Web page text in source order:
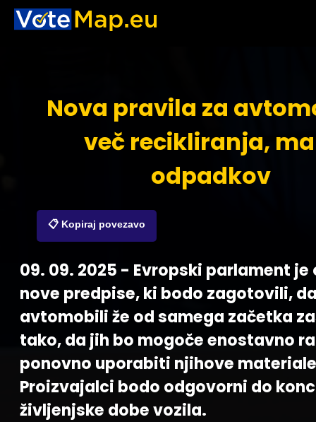
Nova pravila za
več recikliranja,
odpadkov
📋 Kopiraj povezavo
09. 09. 2025 - Evropski parlament
nove predpise, ki bodo zagotovili,
avtomobili že od samega začetka
tako, da jih bo mogoče enostavno
ponovno uporabiti njihove
Proizvajalci bodo odgovorni do
življenjske dobe vozila.